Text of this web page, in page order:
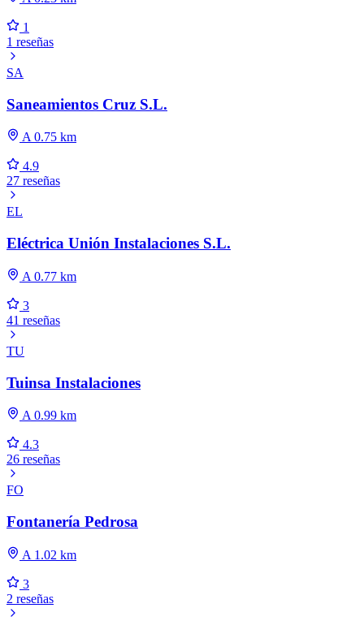
1
1 reseñas
SA
Saneamientos Cruz S.L.
A 0.75 km
4.9
27 reseñas
EL
Eléctrica Unión Instalaciones S.L.
A 0.77 km
3
41 reseñas
TU
Tuinsa Instalaciones
A 0.99 km
4.3
26 reseñas
FO
Fontanería Pedrosa
A 1.02 km
3
2 reseñas